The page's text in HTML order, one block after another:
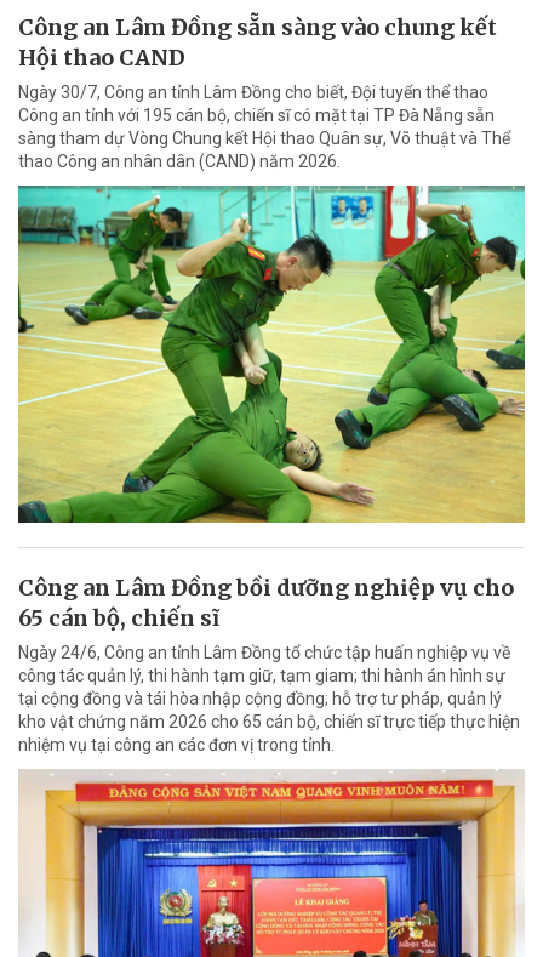
Công an Lâm Đồng sẵn sàng vào chung kết
Hội thao CAND
Ngày 30/7, Công an tỉnh Lâm Đồng cho biết, Đội tuyển thể thao
Công an tỉnh với 195 cán bộ, chiến sĩ có mặt tại TP Đà Nẵng sẵn
sàng tham dự Vòng Chung kết Hội thao Quân sự, Võ thuật và Thể
thao Công an nhân dân (CAND) năm 2026.
Công an Lâm Đồng bồi dưỡng nghiệp vụ cho
65 cán bộ, chiến sĩ
Ngày 24/6, Công an tỉnh Lâm Đồng tổ chức tập huấn nghiệp vụ về
công tác quản lý, thi hành tạm giữ, tạm giam; thi hành án hình sự
tại cộng đồng và tái hòa nhập cộng đồng; hỗ trợ tư pháp, quản lý
kho vật chứng năm 2026 cho 65 cán bộ, chiến sĩ trực tiếp thực hiện
nhiệm vụ tại công an các đơn vị trong tỉnh.